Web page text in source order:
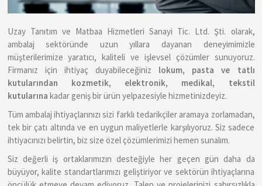
Uzay Tanıtım ve Matbaa Hizmetleri Sanayi Tic. Ltd. Şti. olarak,
ambalaj sektöründe uzun yıllara dayanan deneyimimizle
müşterilerimize yaratıcı, kaliteli ve işlevsel çözümler sunuyoruz.
Firmanız için ihtiyaç duyabileceğiniz lokum, pasta ve tatlı
kutularından
kozmetik, elektronik, medikal, tekstil
kutularına kadar geniş bir ürün yelpazesiyle hizmetinizdeyiz.
Tüm ambalaj ihtiyaçlarınızı sizi farklı tedarikçiler aramaya zorlamadan,
tek bir çatı altında ve en uygun maliyetlerle karşılıyoruz. Siz sadece
ihtiyacınızı belirtin, biz size özel çözümlerimizi hemen sunalım.
Siz değerli iş ortaklarımızın desteğiyle her geçen gün daha da
büyüyor, kalite standartlarımızı geliştiriyor ve sektörün ihtiyaçlarına